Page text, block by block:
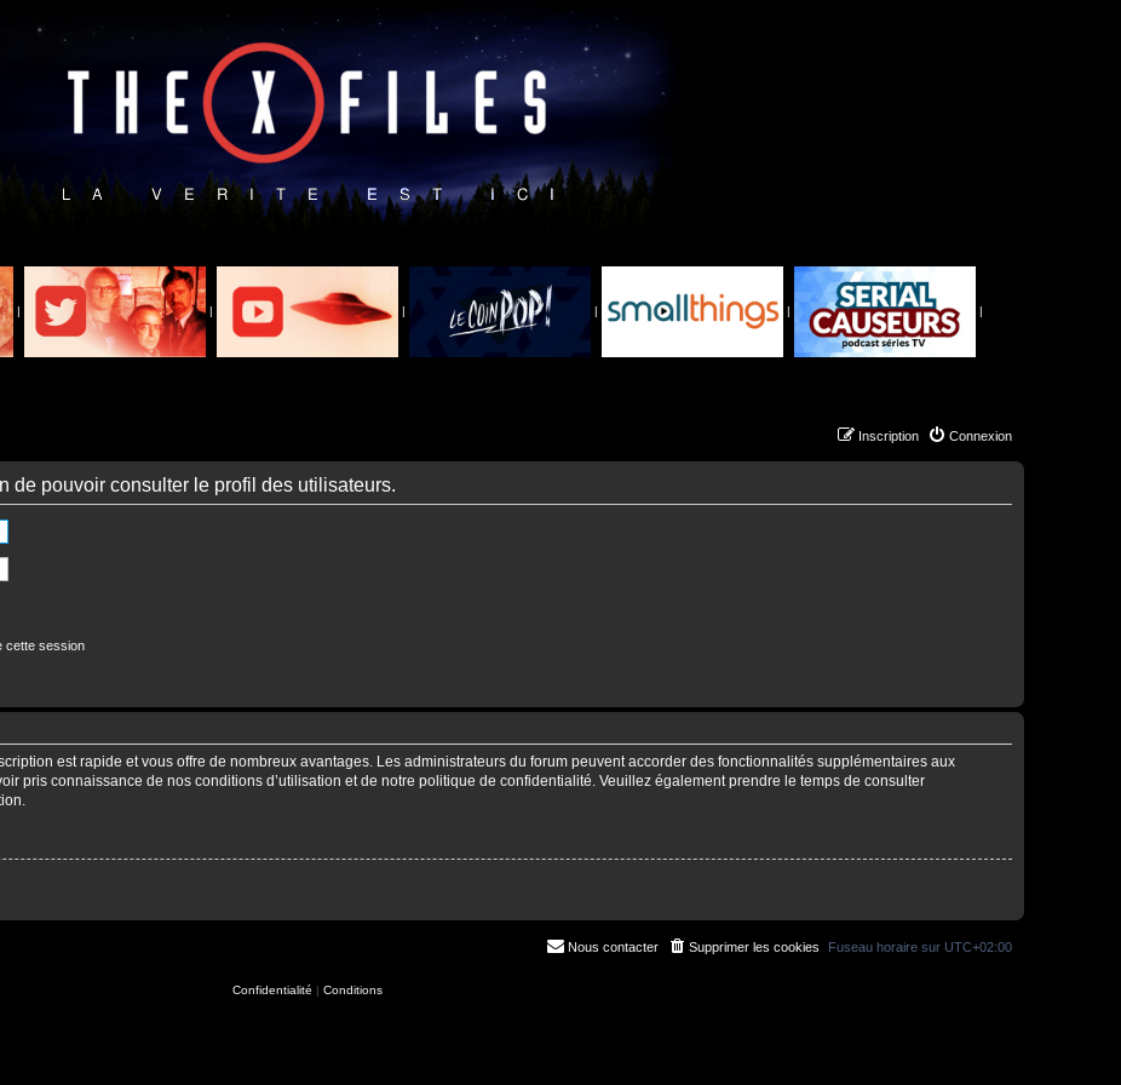
| | | | | |
Connexion
Inscription
de pouvoir consulter le profil des utilisateurs.
cette session
est rapide et vous offre de nombreux avantages. Les administrateurs du forum peuvent accorder des fonctionnalités supplémentaires aux
pris connaissance de nos conditions d’utilisation et de notre politique de confidentialité. Veuillez également prendre le temps de consulter
Fuseau horaire sur UTC+02:00
Supprimer les cookies
Nous contacter
Confidentialité | Conditions